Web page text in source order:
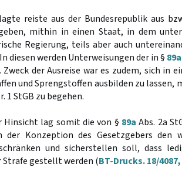
reiste aus der Bundesrepublik aus
mithin in einen Staat, in dem
Regierung, teils aber auch
diesen werden Unterweisungen der in § 89a
der Ausreise war es zudem, sich in
und Sprengstoffen ausbilden zu
1 StGB zu begehen.
Hinsicht lag somit die von § 89a Abs. 2a
der Konzeption des Gesetzgebers den
und sicherstellen soll, dass
gestellt werden (BT-Drucks. 18/4087,